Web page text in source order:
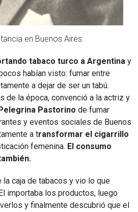
en Buenos Aires.
tabaco turco a Argentina y
habían visto: fumar entre
a dejar de ser un tabú.
de la época, convenció a la actriz y
Pastorino de fumar
y eventos sociales de Buenos
a transformar el cigarrillo
femenina. El consumo
caja de tabacos y vio lo que
importaba los productos, luego
y finalmente descubrió que el